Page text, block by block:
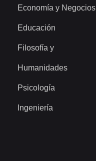
Economía y Negocios
Educación
Filosofía y
Humanidades
Psicología
Ingeniería